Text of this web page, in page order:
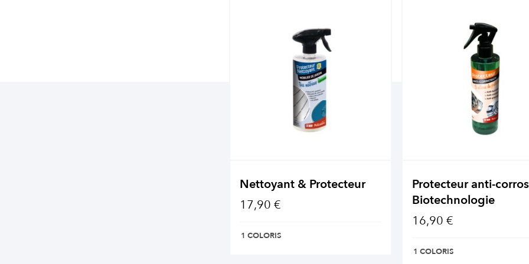
Nettoyant & Protecteur
17,90 €
1 COLORIS
Protecteur anti-
Biotechnologie
16,90 €
1 COLORIS